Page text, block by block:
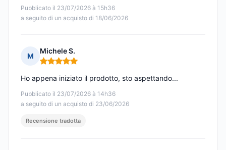
Pubblicato il 23/07/2026 à 15h36
a seguito di un acquisto di 18/06/2026
M
Michele S.
Nota: 5 su 5
Pubblicato il 23/07/2026 à 14h36
a seguito di un acquisto di 23/06/2026
Ho appena iniziato il prodotto, sto aspettando...
Recensione tradotta